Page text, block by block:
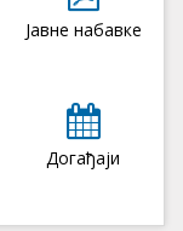
Јавне набавке
Догађаји